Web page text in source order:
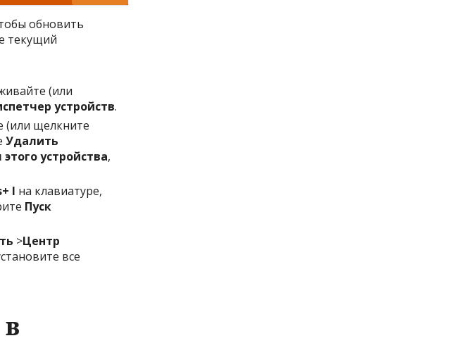
обновить
текущий
(или
устройств.
(или щелкните
Удалить
устройства,
+ I на клавиатуре,
Пуск
>Центр
все